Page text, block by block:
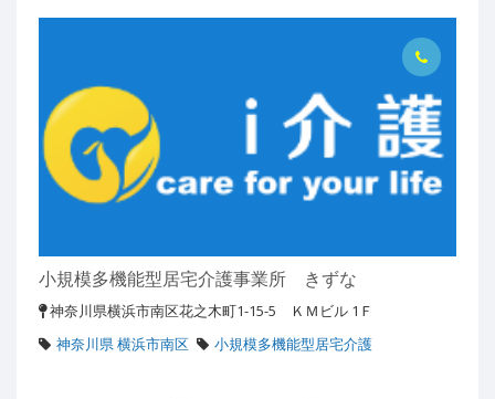
小規模多機能型居宅介護事業所 きずな
神奈川県横浜市南区花之木町1-15-5 ＫＭビル 1Ｆ
神奈川県 横浜市南区
小規模多機能型居宅介護